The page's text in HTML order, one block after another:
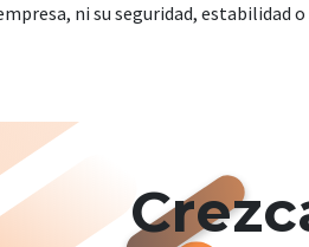
ni su seguridad, estabilidad